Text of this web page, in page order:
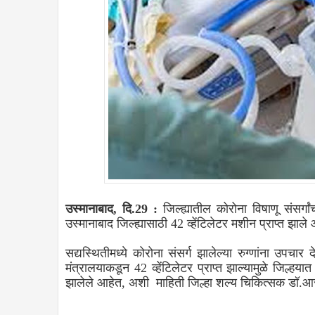
उस्मानाबाद, दि.29 : जिल्ह्यातील कोरोना विषाणू
उस्मानाबाद जिल्ह्यासाठी 42 व्हेंटिलेटर मशीन प्राप्त
सद्यस्थितीमध्ये कोरोना संसर्ग झालेल्या रुग्णांना
मंत्रालयाकडून 42 व्हेंटिलेटर प्राप्त झाल्यामुळे
झालेले आहेत, अशी माहिती जिल्हा शल्य चिकित्सक